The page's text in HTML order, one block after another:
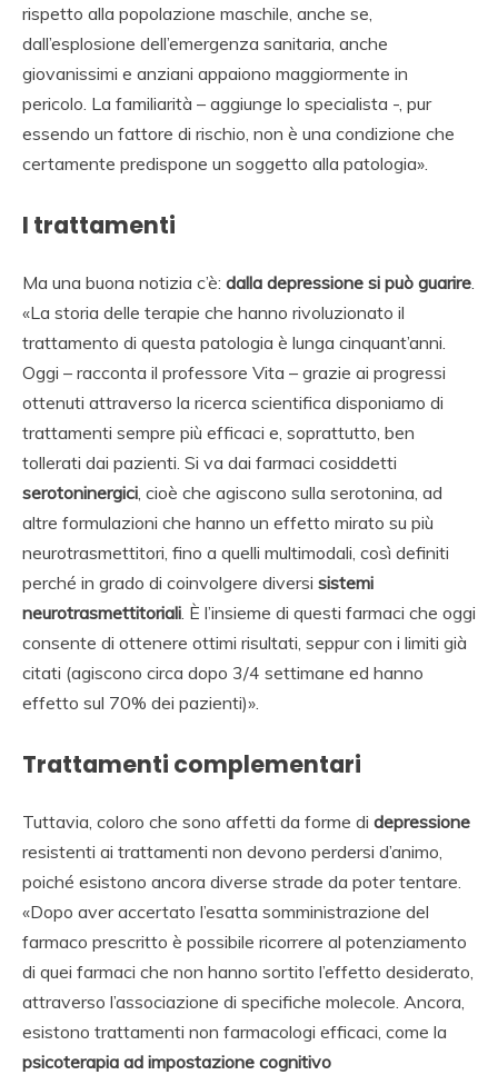
rispetto alla popolazione maschile, anche se,
dall’esplosione dell’emergenza sanitaria, anche
giovanissimi e anziani appaiono maggiormente in
pericolo. La familiarità – aggiunge lo specialista -, pur
essendo un fattore di rischio, non è una condizione che
certamente predispone un soggetto alla patologia».
I trattamenti
Ma una buona notizia c’è: dalla depressione si può guarire
«La storia delle terapie che hanno rivoluzionato il
trattamento di questa patologia è lunga cinquant’anni.
Oggi – racconta il professore Vita – grazie ai progressi
ottenuti attraverso la ricerca scientifica disponiamo di
trattamenti sempre più efficaci e, soprattutto, ben
tollerati dai pazienti. Si va dai farmaci cosiddetti
serotoninergici , cioè che agiscono sulla serotonina, ad
altre formulazioni che hanno un effetto mirato su più
neurotrasmettitori, fino a quelli multimodali, così definiti
perché in grado di coinvolgere diversi sistemi
neurotrasmettitoriali . È l’insieme di questi farmaci che oggi
consente di ottenere ottimi risultati, seppur con i limiti già
citati (agiscono circa dopo 3/4 settimane ed hanno
effetto sul 70% dei pazienti)».
Trattamenti complementari
Tuttavia, coloro che sono affetti da forme di depressione
resistenti ai trattamenti non devono perdersi d’animo,
poiché esistono ancora diverse strade da poter tentare.
«Dopo aver accertato l’esatta somministrazione del
farmaco prescritto è possibile ricorrere al potenziamento
di quei farmaci che non hanno sortito l’effetto desiderato,
attraverso l’associazione di specifiche molecole. Ancora,
esistono trattamenti non farmacologi efficaci, come la
psicoterapia ad impostazione cognitivo